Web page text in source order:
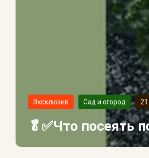
Эксклюзив Сад и огород
🥬✅Что посеять